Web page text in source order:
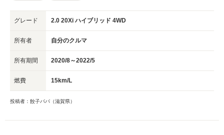
グレード 2.0 20Xi ハイブリッド 4WD
所有者 自分のクルマ
所有期間 2020/8～2022/5
燃費 15km/L
投稿者：餃子パパ（滋賀県）